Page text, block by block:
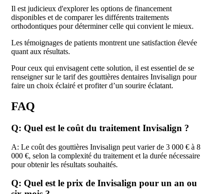
Il est judicieux d'explorer les options de financement
disponibles et de comparer les différents traitements
orthodontiques pour déterminer celle qui convient le mieux.
Les témoignages de patients montrent une satisfaction élevée
quant aux résultats.
Pour ceux qui envisagent cette solution, il est essentiel de se
renseigner sur le tarif des gouttières dentaires Invisalign pour
faire un choix éclairé et profiter d’un sourire éclatant.
FAQ
Q: Quel est le coût du traitement Invisalign ?
A: Le coût des gouttières Invisalign peut varier de 3 000 € à 8
000 €, selon la complexité du traitement et la durée nécessaire
pour obtenir les résultats souhaités.
Q: Quel est le prix de Invisalign pour un an ou